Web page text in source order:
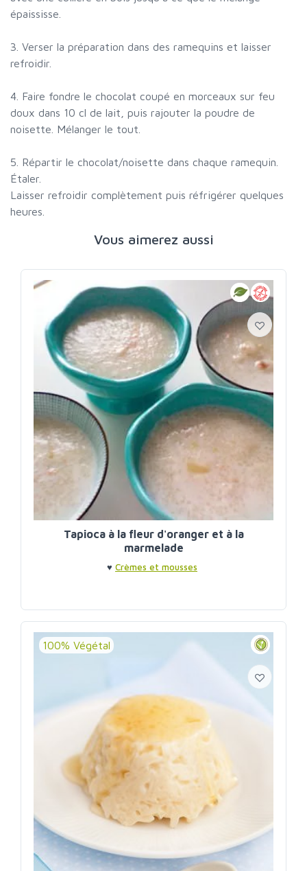
épaississe.
3. Verser la préparation dans des ramequins et laisser
refroidir.
4. Faire fondre le chocolat coupé en morceaux sur feu
doux dans 10 cl de lait, puis rajouter la poudre de
noisette. Mélanger le tout.
5. Répartir le chocolat/noisette dans chaque ramequin.
Étaler.
Laisser refroidir complètement puis réfrigérer quelques
heures.
Vous aimerez aussi
Tapioca à la fleur d'oranger et à la
marmelade
♥ Crèmes et mousses
100% Végétal